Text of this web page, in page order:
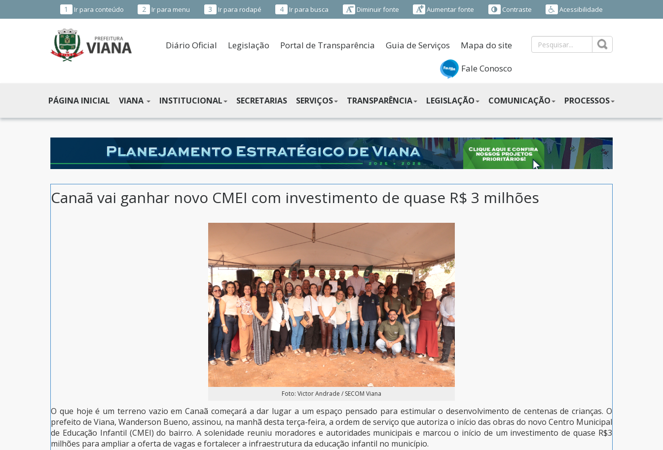
1 Ir para conteúdo 2 Ir para menu 3 Ir para rodapé 4 Ir para busca Diminuir fonte Aumentar fonte Contraste Acessibilidade
MUNICIPAL
DE
VIANA
ES
Diário Oficial Legislação Portal de Transparência Guia de Serviços Mapa do site
Fale Conosco
PÁGINA INICIAL VIANA INSTITUCIONAL SECRETARIAS SERVIÇOS TRANSPARÊNCIA LEGISLAÇÃO COMUNICAÇÃO PROCESSOS
Canaã vai ganhar novo CMEI com investimento de quase R$ 3 milhões
Foto: Victor Andrade / SECOM Viana
O que hoje é um terreno vazio em Canaã começará a dar lugar a um espaço pensado para estimular o desenvolvimento de centenas de crianças. O
prefeito de Viana, Wanderson Bueno, assinou, na manhã desta terça-feira, a ordem de serviço que autoriza o início das obras do novo Centro Municipal
de Educação Infantil (CMEI) do bairro. A solenidade reuniu moradores e autoridades municipais e marcou o início de um investimento de quase R$3
milhões para ampliar a oferta de vagas e fortalecer a infraestrutura da educação infantil no município.